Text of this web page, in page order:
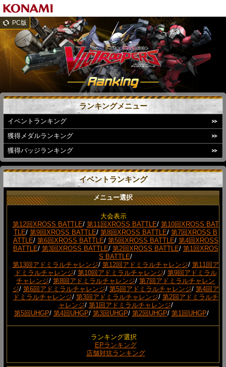
PC版
ランキングメニュー
イベントランキング
獲得メダルランキング
獲得バッジランキング
イベントランキング
メニュー選択
大会表示
第12回XROSS BATTLE/ 第11回XROSS BATTLE/ 第10回XROSS BAT
TLE/ 第9回XROSS BATTLE/ 第8回XROSS BATTLE/ 第7回XROSS B
ATTLE/ 第6回XROSS BATTLE/ 第5回XROSS BATTLE/ 第4回XROSS
BATTLE/ 第3回XROSS BATTLE/ 第2回XROSS BATTLE/ 第1回XROS
S BATTLE/
第13回アドミラルチャレンジ/ 第12回アドミラルチャレンジ/ 第11回ア
ドミラルチャレンジ/ 第10回アドミラルチャレンジ/ 第9回アドミラル
チャレンジ/ 第8回アドミラルチャレンジ/ 第7回アドミラルチャレン
ジ/ 第6回アドミラルチャレンジ/ 第5回アドミラルチャレンジ/ 第4回ア
ドミラルチャレンジ/ 第3回アドミラルチャレンジ/ 第2回アドミラルチ
ャレンジ/ 第1回アドミラルチャレンジ/
第5回UHGP/ 第4回UHGP/ 第3回UHGP/ 第2回UHGP/ 第1回UHGP/
ランキング選択
EPランキング
店舗対抗ランキング